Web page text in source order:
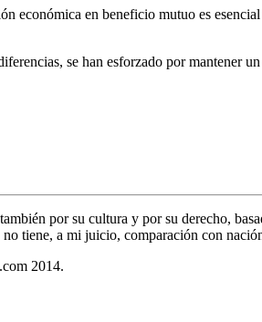
económica en beneficio mutuo es
se han esforzado por mantener
por su cultura y por su derecho,
tiene, a mi juicio, comparación con
2014.